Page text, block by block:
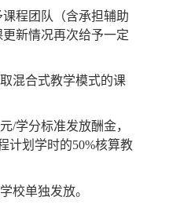
程团队（含承担辅助
新情况再次给予一定
混合式教学模式的课
元/学分标准发放酬金，
计划学时的